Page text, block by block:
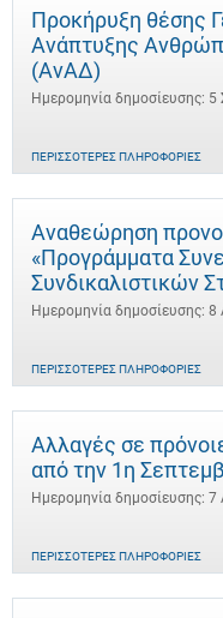
Προκήρυξη θέσης
Ανάπτυξης
(ΑνΑΔ)
Ημερομηνία δημοσίευσης: 5
ΠΕΡΙΣΣΌΤΕΡΕΣ ΠΛΗΡΟΦΟΡΊΕΣ
Αναθεώρηση
«Προγράμματα
Συνδικαλιστικών
Ημερομηνία δημοσίευσης:
ΠΕΡΙΣΣΌΤΕΡΕΣ ΠΛΗΡΟΦΟΡΊΕΣ
Αλλαγές σε
από την 1η
Ημερομηνία δημοσίευσης:
ΠΕΡΙΣΣΌΤΕΡΕΣ ΠΛΗΡΟΦΟΡΊΕΣ